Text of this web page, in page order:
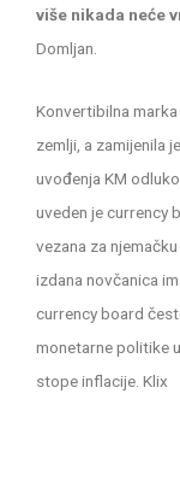
više nikada neće
Domljan.
Konvertibilna
zemlji, a zamijenila
uvođenja KM
uveden je currency
vezana za
izdana novčanica
currency board
monetarne politike
stope inflacije. Klix